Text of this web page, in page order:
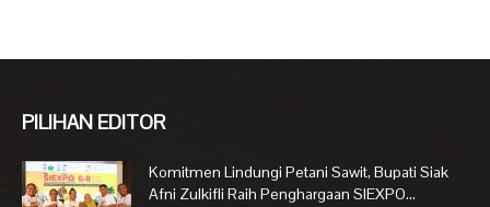
PILIHAN EDITOR
Komitmen Lindungi Petani Sawit, Bupati Siak
Afni Zulkifli Raih Penghargaan SIEXPO...